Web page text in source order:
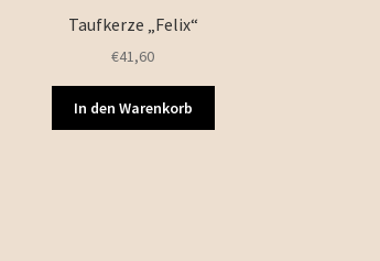
Taufkerze „Felix“
€41,60
In den Warenkorb